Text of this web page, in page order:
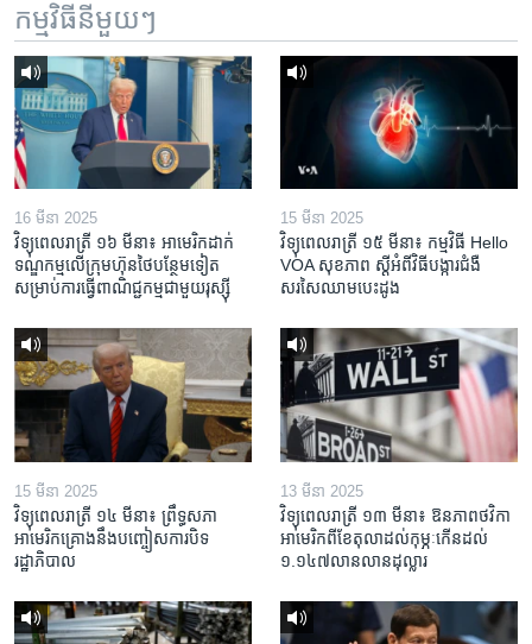
កម្មវិធី​នីមួយៗ
16 មីនា 2025
វិទ្យុពេលរាត្រី ១៦ មីនា៖ អាមេរិក​ដាក់​
ទណ្ឌកម្ម​លើ​ក្រុមហ៊ុន​ថៃ​បន្ថែម​ទៀត​
សម្រាប់​ការ​ធ្វើ​ពាណិជ្ជកម្ម​ជាមួយ​រុស្ស៊ី
15 មីនា 2025
វិទ្យុពេលរាត្រី ១៥ មីនា៖ កម្មវិធី ​Hello
VOA សុខភាព ស្ដី​អំពី​វិធី​បង្ការ​ជំងឺ​
សរសៃ​ឈាម​បេះដូង
15 មីនា 2025
វិទ្យុពេលរាត្រី ១៤ មីនា៖ ព្រឹទ្ធសភា
អាមេរិកគ្រោងនឹងបញ្ចៀសការបិទ
រដ្ឋាភិបាល
13 មីនា 2025
វិទ្យុពេលរាត្រី ១៣ មីនា៖ ឱនភាព​ថវិកា​
អាមេរិក​ពី​ខែ​តុលា​ដល់​កុម្ភៈ​កើន​ដល់​
១.១៤៧​លានលាន​ដុល្លារ